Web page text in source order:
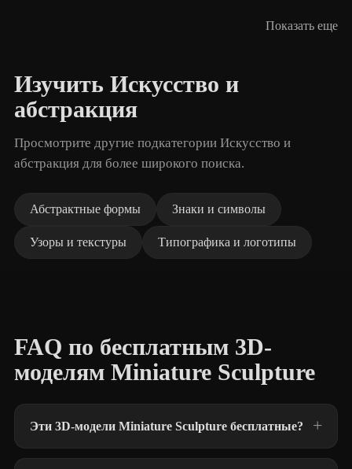
Показать еще
Изучить Искусство и
абстракция
Просмотрите другие подкатегории Искусство и
абстракция для более широкого поиска.
Абстрактные формы Знаки и символы
Узоры и текстуры Типографика и логотипы
FAQ по бесплатным 3D-
моделям Miniature Sculpture
Эти 3D-модели Miniature Sculpture бесплатные?